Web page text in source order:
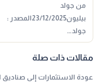
من جولد
بيليون23/12/2025المصدر :
جولد…
مقالات ذات صلة
عودة الاستثمارات إلى